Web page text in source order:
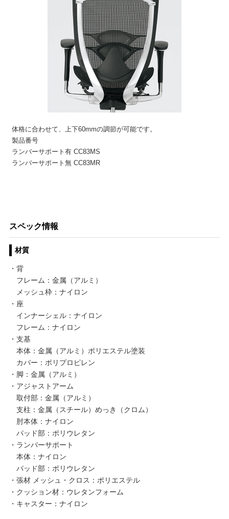
体格に合わせて、上下60mmの調節が可能です。
製品番号
ランバーサポート有 CC83MS
ランバーサポート無 CC83MR
スペック情報
材質
・背
フレーム：金属（アルミ）
メッシュ枠：ナイロン
・座
インナーシェル：ナイロン
フレーム：ナイロン
・支基
本体：金属（アルミ）ポリエステル塗装
カバー：ポリプロピレン
・脚：金属（アルミ）
・アジャストアーム
取付部：金属（アルミ）
支柱：金属（スチール）めっき（クロム）
肘本体：ナイロン
パッド部：ポリウレタン
・ランバーサポート
本体：ナイロン
パッド部：ポリウレタン
・張材 メッシュ・クロス：ポリエステル
・クッション材：ウレタンフォーム
・キャスター：ナイロン